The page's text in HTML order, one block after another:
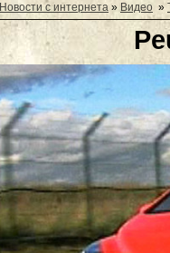
Новости с интернета » Видео »